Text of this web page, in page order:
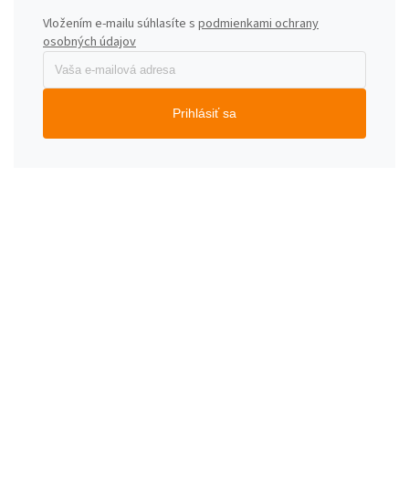
Vložením e-mailu súhlasíte spodmienkami ochrany
osobných údajov
Prihlásiť sa